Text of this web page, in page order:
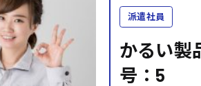
派遣社員
かるい製
号：5